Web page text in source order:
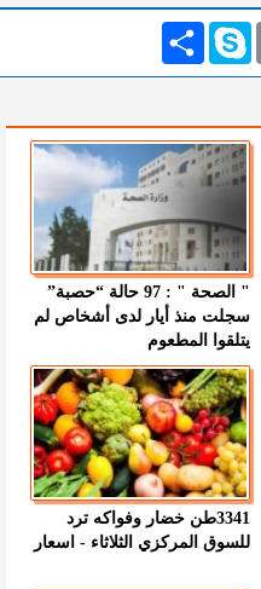
انشر Skype
" الصحة " : 97 حالة “حصبة”
سجلت منذ أيار لدى أشخاص لم
يتلقوا المطعوم
3341طن خضار وفواكه ترد
للسوق المركزي الثلاثاء - اسعار